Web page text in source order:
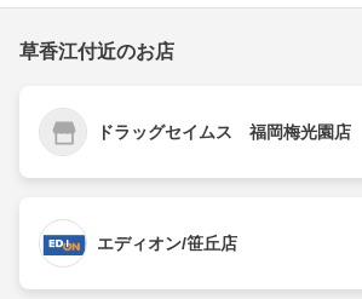
草香江付近のお店
ドラッグセイムス 福岡梅光園店
エディオン/笹丘店